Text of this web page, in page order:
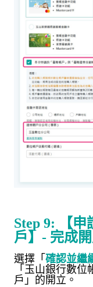
Step 9: 【
戶】 - 完成
選擇「 確認並繼
「玉山銀行數
戶」的開立。